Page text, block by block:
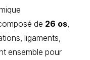
cheville
IMPPACT
de 26 os
ligaments,
ensemble pour